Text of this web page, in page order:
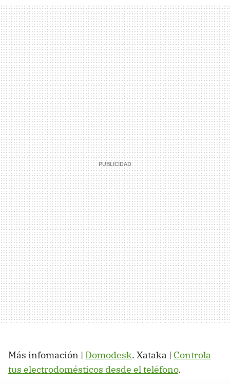
Más infomación | Domodesk. Xataka | Controla
tus electrodomésticos desde el teléfono.